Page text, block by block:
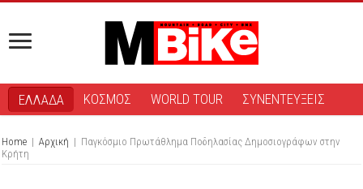
ΕΛΛΑΔΑ ΚΟΣΜΟΣ WORLD TOUR ΣΥΝΕΝΤΕΥΞΕΙΣ
Home | Αρχική | Παγκόσμιο Πρωτάθλημα Ποδηλασίας Δημοσιογράφων στην
Κρήτη